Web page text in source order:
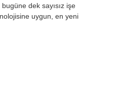
dek sayısız işe
uygun, en yeni